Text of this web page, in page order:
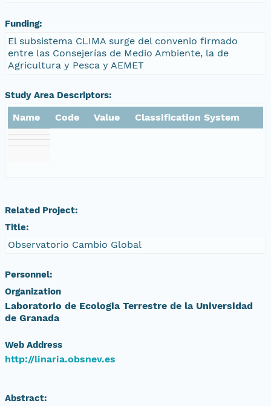
Funding:
El subsistema CLIMA surge del convenio firmado
entre las Consejerías de Medio Ambiente, la de
Agricultura y Pesca y AEMET
Study Area Descriptors:
Name Code Value Classification System
Related Project:
Title:
Observatorio Cambio Global
Personnel:
Organization
Laboratorio de Ecologia Terrestre de la Universidad
de Granada
Web Address
http://linaria.obsnev.es
Abstract: